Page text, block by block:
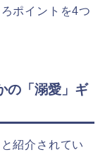
ポイントを4つ
の「溺愛」ギ
紹介されてい